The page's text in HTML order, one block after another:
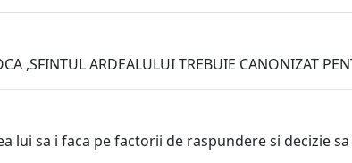
,SFINTUL ARDEALULUI TREBUIE CANONIZAT
lui sa i faca pe factorii de raspundere si decizie